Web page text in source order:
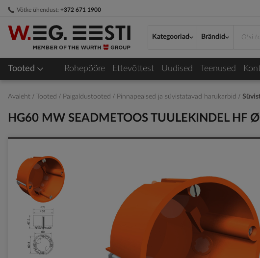
Võtke ühendust: +372 671 1900
Skip
Content
Kategooriad
Brändid
Tooted Rohepööre Ettevõttest Uudised Teenused
Avaleht Tooted Paigaldustooted Pinnapealsed ja süvistatavad harukarbid
HG60 MW SEADMETOOS TUULEKINDEL
to
the
end
images
gallery